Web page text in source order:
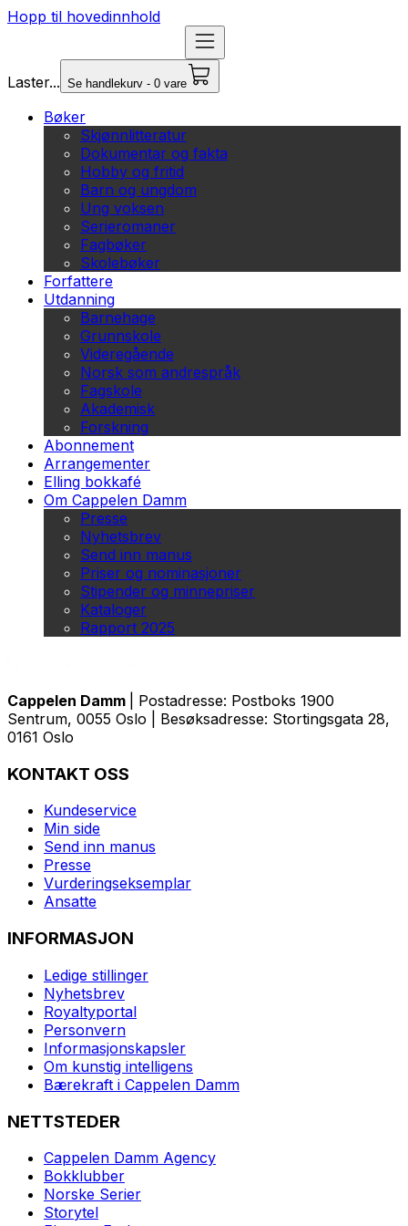
Hopp til hovedinnhold
Laster... Se handlekurv - 0 vare
Bøker
Skjønnlitteratur
Dokumentar og fakta
Hobby og fritid
Barn og ungdom
Ung voksen
Serieromaner
Fagbøker
Skolebøker
Forfattere
Utdanning
Barnehage
Grunnskole
Videregående
Norsk som andrespråk
Fagskole
Akademisk
Forskning
Abonnement
Arrangementer
Elling bokkafé
Om Cappelen Damm
Presse
Nyhetsbrev
Send inn manus
Priser og nominasjoner
Stipender og minnepriser
Kataloger
Rapport 2025
Cappelen Damm
| Postadresse: Postboks 1900
Sentrum, 0055 Oslo | Besøksadresse: Stortingsgata 28,
0161 Oslo
KONTAKT OSS
Kundeservice
Min side
Send inn manus
Presse
Vurderingseksemplar
Ansatte
INFORMASJON
Ledige stillinger
Nyhetsbrev
Royaltyportal
Personvern
Informasjonskapsler
Om kunstig intelligens
Bærekraft i Cappelen Damm
NETTSTEDER
Cappelen Damm Agency
Bokklubber
Norske Serier
Storytel